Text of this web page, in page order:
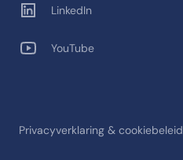
Privacyverklaring & cookiebeleid
LinkedIn
YouTube